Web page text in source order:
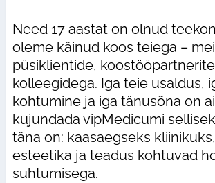
Need 17 aastat on olnud
oleme käinud koos teiega –
püsiklientide,
kolleegidega. Iga teie usaldus,
kohtumine ja iga tänusõna on
kujundada vipMedicumi
täna on: kaasaegseks
esteetika ja teadus kohtuvad
suhtumisega.